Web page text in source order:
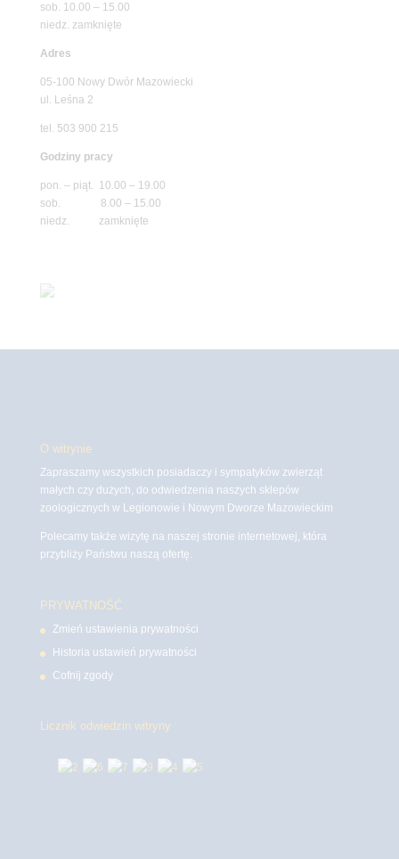
sob. 10.00 – 15.00
niedz. zamknięte
Adres
05-100 Nowy Dwór Mazowiecki
ul. Leśna 2
tel. 503 900 215
Godziny pracy
pon. – piąt. 10.00 – 19.00
sob. 8.00 – 15.00
niedz. zamknięte
O witrynie
Zapraszamy wszystkich posiadaczy i sympatyków zwierząt
małych czy dużych, do odwiedzenia naszych sklepów
zoologicznych w Legionowie i Nowym Dworze Mazowieckim
Polecamy także wizytę na naszej stronie internetowej, która
przybliży Państwu naszą ofertę.
PRYWATNOŚĆ
Zmień ustawienia prywatności
Historia ustawień prywatności
Cofnij zgody
Licznik odwiedzin witryny